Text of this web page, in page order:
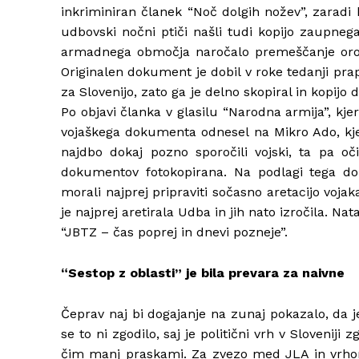
inkriminiran članek “Noč dolgih nožev”,
udbovski nočni ptiči našli tudi kopijo
armadnega območja naročalo premeščanje
Originalen dokument je dobil v roke tedanji
za Slovenijo, zato ga je delno skopiral in kopijo
Po objavi članka v glasilu “Narodna armija”,
vojaškega dokumenta odnesel na Mikro Ado,
najdbo dokaj pozno sporočili vojski, ta pa
dokumentov fotokopirana. Na podlagi tega
morali najprej pripraviti sočasno aretacijo
je najprej aretirala Udba in jih nato izročila.
“JBTZ – čas poprej in dnevi pozneje”.
“Sestop z oblasti” je bila prevara za naivne
Čeprav naj bi dogajanje na zunaj pokazalo, da
se to ni zgodilo, saj je politični vrh v Sloveniji
čim manj praskami. Za zvezo med JLA in